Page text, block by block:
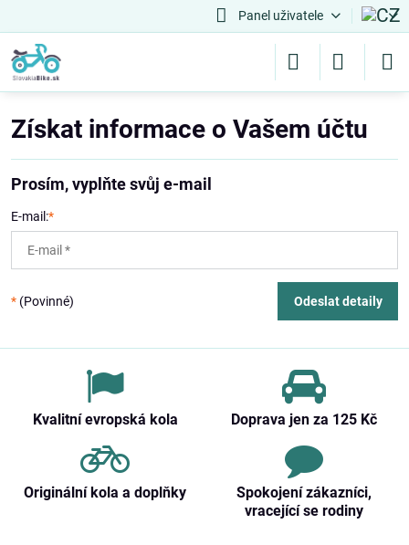
Panel uživatele
Získat informace o Vašem účtu
Prosím, vyplňte svůj e-mail
E-mail:*
* (Povinné) Odeslat detaily
Kvalitní evropská kola Doprava jen za 125 Kč
Originální kola a doplňky
Spokojení zákazníci,
vracející se rodiny